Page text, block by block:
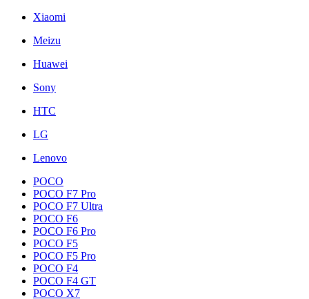
Xiaomi
Meizu
Huawei
Sony
HTC
LG
Lenovo
POCO
POCO F7 Pro
POCO F7 Ultra
POCO F6
POCO F6 Pro
POCO F5
POCO F5 Pro
POCO F4
POCO F4 GT
POCO X7